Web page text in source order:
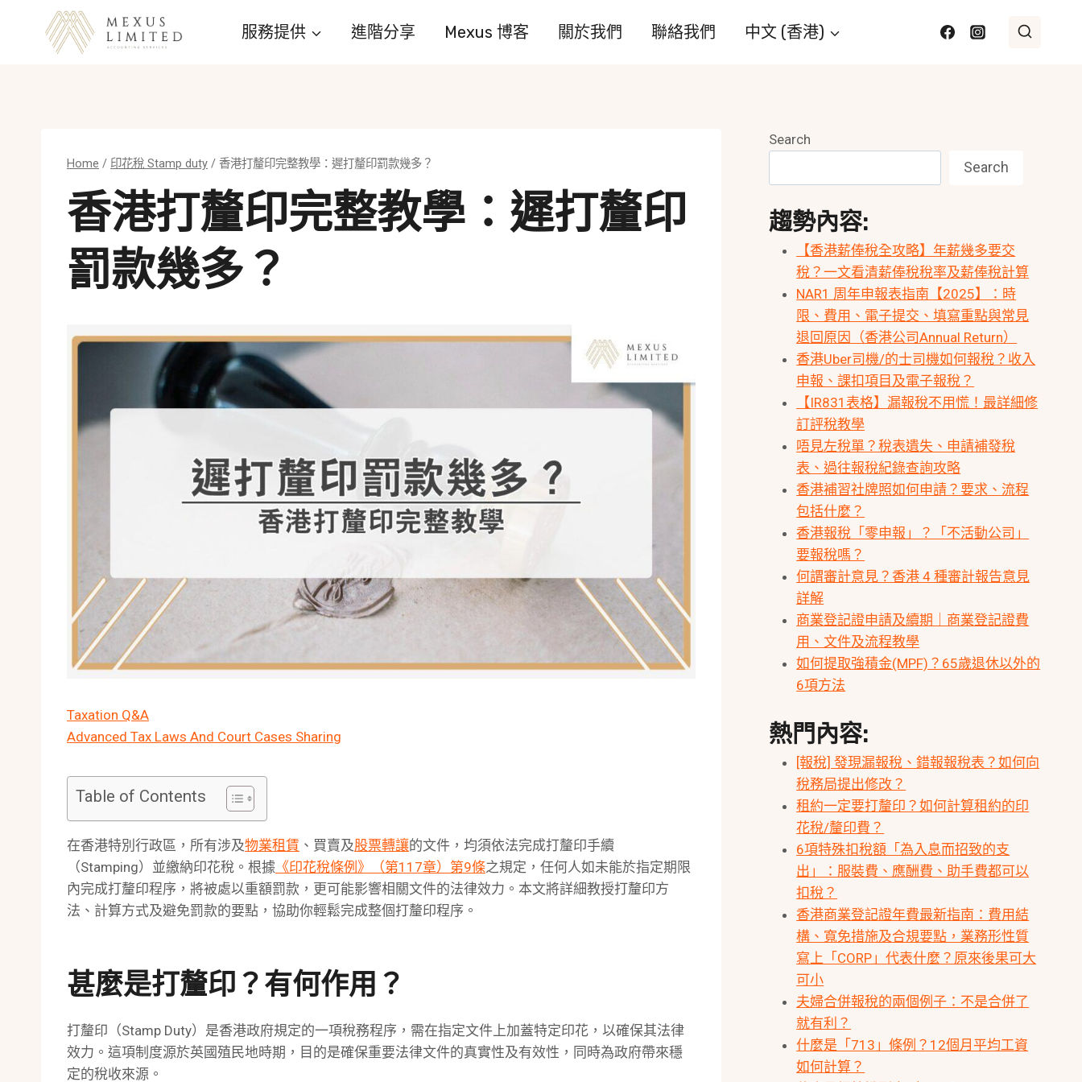
服務提供 進階分享 Mexus 博客 關於我們 聯絡我們 中文 (香港)
Home / 印花稅 Stamp duty / 香港打釐印完整教學：遲打釐印罰款幾多？
香港打釐印完整教學：遲打釐印
罰款幾多？
Taxation Q&A
Advanced Tax Laws And Court Cases Sharing
Table of Contents
在香港特別行政區，所有涉及物業租賃 、買賣及股票轉讓的文件，均須依法完成打釐印手續
（Stamping）並繳納印花稅。根據 《印花稅條例》（第117章）第9條之規定，任何人如未能於指定期限
內完成打釐印程序，將被處以重額罰款，更可能影響相關文件的法律效力。本文將詳細教授打釐印方
法、計算方式及避免罰款的要點，協助你輕鬆完成整個打釐印程序。
甚麼是打釐印？有何作用？
打釐印（Stamp Duty）是香港政府規定的一項稅務程序，需在指定文件上加蓋特定印花，以確保其法律
效力。這項制度源於英國殖民地時期，目的是確保重要法律文件的真實性及有效性，同時為政府帶來穩
定的稅收來源。
Search
Search
趨勢內容:
【香港薪俸稅全攻略】年薪幾多要交
稅？一文看清薪俸稅稅率及薪俸稅計算
NAR1 周年申報表指南【2025】：時
限、費用、電子提交、填寫重點與常見
退回原因（香港公司Annual Return）
香港Uber司機/的士司機如何報稅？收入
申報、課扣項目及電子報稅？
【IR831表格】漏報稅不用慌！最詳細修
訂評稅教學
唔見左稅單？稅表遺失、申請補發稅
表、過往報稅紀錄查詢攻略
香港補習社牌照如何申請？要求、流程
包括什麼？
香港報稅「零申報」？「不活動公司」
要報稅嗎？
何謂審計意見？香港 4 種審計報告意見
詳解
商業登記證申請及續期｜商業登記證費
用、文件及流程教學
如何提取強積金(MPF)？65歲退休以外的
6項方法
熱門內容:
[報稅] 發現漏報稅、錯報報稅表？如何向
稅務局提出修改？
租約一定要打釐印？如何計算租約的印
花稅/釐印費？
6項特殊扣稅額「為入息而招致的支
出」：服裝費、應酬費、助手費都可以
扣稅？
香港商業登記證年費最新指南：費用結
構、寬免措施及合規要點，業務形性質
寫上「CORP」代表什麼？原來後果可大
可小
夫婦合併報稅的兩個例子：不是合併了
就有利？
什麼是「713」條例？12個月平均工資
如何計算？